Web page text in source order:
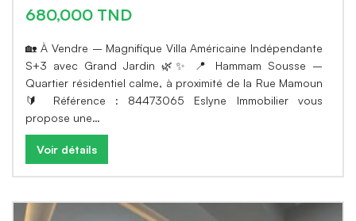
680,000 TND
🏡 À Vendre – Magnifique Villa Américaine Indépendante
S+3 avec Grand Jardin 🌿✨ 📍 Hammam Sousse –
Quartier résidentiel calme, à proximité de la Rue Mamoun
🔰 Référence : 84473065 Eslyne Immobilier vous
propose une…
Voir détails